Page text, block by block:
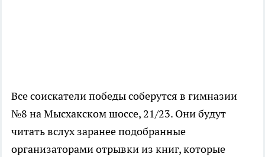
Все соискатели победы соберутся в гимназии
№8 на Мысхакском шоссе, 21/23. Они будут
читать вслух заранее подобранные
организаторами отрывки из книг, которые